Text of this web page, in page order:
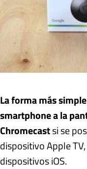
La forma más
smartphone a la
Chromecastsi se
dispositivo Apple
dispositivos iOS.